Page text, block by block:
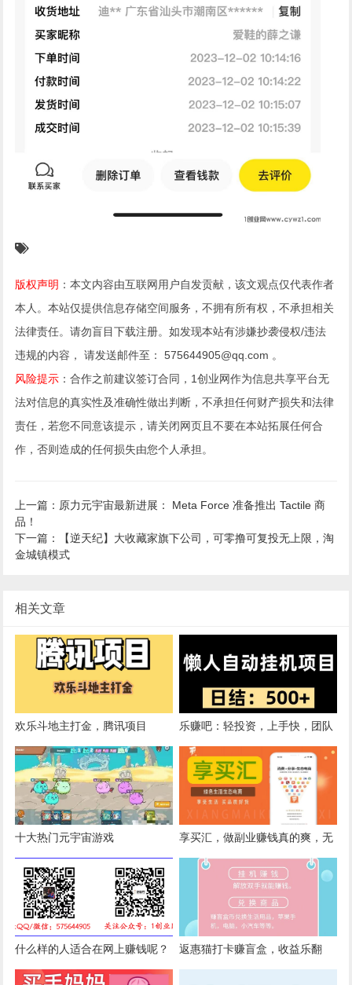
版权声明 ：本文内容由互联网用户自发贡献，该文观点仅代表作者
本人。本站仅提供信息存储空间服务，不拥有所有权，不承担相关
法律责任。请勿盲目下载注册。如发现本站有涉嫌抄袭侵权/违法
违规的内容， 请发送邮件至： 575644905@qq.com 。
风险提示 ：合作之前建议签订合同，1创业网作为信息共享平台无
法对信息的真实性及准确性做出判断，不承担任何财产损失和法律
责任，若您不同意该提示，请关闭网页且不要在本站拓展任何合
作，否则造成的任何损失由您个人承担。
上一篇：原力元宇宙最新进展： Meta Force 准备推出 Tactile 商
品！
下一篇：【逆天纪】大收藏家旗下公司，可零撸可复投无上限，淘
金城镇模式
相关文章
欢乐斗地主打金，腾讯项目
乐赚吧：轻投资，上手快，团队
陪跑，年终巨献，日收500+
十大热门元宇宙游戏
享买汇，做副业赚钱真的爽，无
需任何成本即可开始
什么样的人适合在网上赚钱呢？
返惠猫打卡赚盲盒，收益乐翻